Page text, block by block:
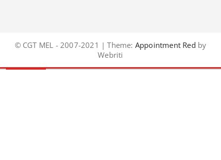
© CGT MEL - 2007-2021 | Theme: Appointment Red by
Webriti